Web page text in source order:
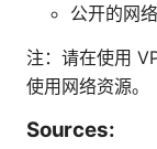
公开的网
注：请在使用
使用网络资源。
Sources: